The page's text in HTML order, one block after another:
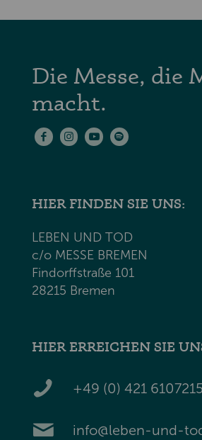
Die Messe, die
macht.
HIER FINDEN SIE UNS:
LEBEN UND TOD
c/o MESSE BREMEN
Findorffstraße 101
28215 Bremen
HIER ERREICHEN SIE
+49 (0) 421
info@leben-und-